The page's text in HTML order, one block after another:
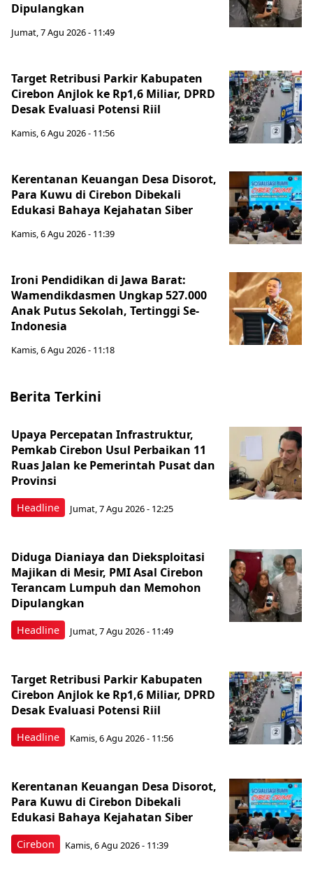
Dipulangkan
Jumat, 7 Agu 2026 - 11:49
Target Retribusi Parkir Kabupaten
Cirebon Anjlok ke Rp1,6 Miliar, DPRD
Desak Evaluasi Potensi Riil
Kamis, 6 Agu 2026 - 11:56
Kerentanan Keuangan Desa Disorot,
Para Kuwu di Cirebon Dibekali
Edukasi Bahaya Kejahatan Siber
Kamis, 6 Agu 2026 - 11:39
Ironi Pendidikan di Jawa Barat:
Wamendikdasmen Ungkap 527.000
Anak Putus Sekolah, Tertinggi Se-
Indonesia
Kamis, 6 Agu 2026 - 11:18
Berita Terkini
Headline
Upaya Percepatan Infrastruktur,
Pemkab Cirebon Usul Perbaikan 11
Ruas Jalan ke Pemerintah Pusat dan
Provinsi
Jumat, 7 Agu 2026 - 12:25
Headline
Diduga Dianiaya dan Dieksploitasi
Majikan di Mesir, PMI Asal Cirebon
Terancam Lumpuh dan Memohon
Dipulangkan
Jumat, 7 Agu 2026 - 11:49
Headline
Target Retribusi Parkir Kabupaten
Cirebon Anjlok ke Rp1,6 Miliar, DPRD
Desak Evaluasi Potensi Riil
Kamis, 6 Agu 2026 - 11:56
Cirebon
Kerentanan Keuangan Desa Disorot,
Para Kuwu di Cirebon Dibekali
Edukasi Bahaya Kejahatan Siber
Kamis, 6 Agu 2026 - 11:39